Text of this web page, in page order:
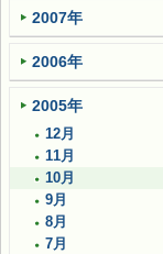
2007年
2006年
2005年
12月
11月
10月
9月
8月
7月